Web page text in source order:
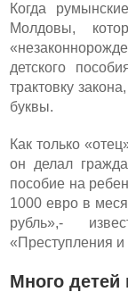
Когда
Молдовы,
детского
трактовку
буквы.
Как только
он делал
пособие на
1000 евро в
рубль»,-
«Преступления и
Много